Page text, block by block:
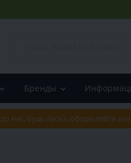
Бренды
нас, будь ласка, оформляйте